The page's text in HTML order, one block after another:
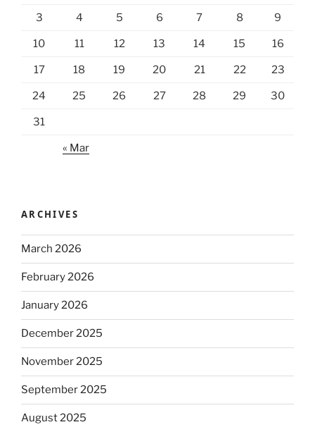
3 4 5 6 7 8 9
10 11 12 13 14 15 16
17 18 19 20 21 22 23
24 25 26 27 28 29 30
31
« Mar
ARCHIVES
March 2026
February 2026
January 2026
December 2025
November 2025
September 2025
August 2025